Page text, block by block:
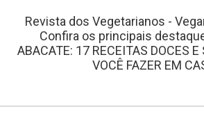
Revista dos Vegetarianos -
Confira os principais
ABACATE: 17 RECEITAS DOCES E
VOCÊ FAZER EM